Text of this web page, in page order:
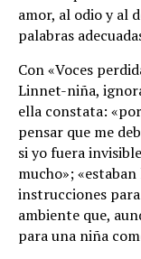
amor, al odio y al
palabras
Con «Voces
Linnet-niña,
ella constata:
pensar que me
si yo fuera
mucho»;
instrucciones
ambiente que,
para una niña